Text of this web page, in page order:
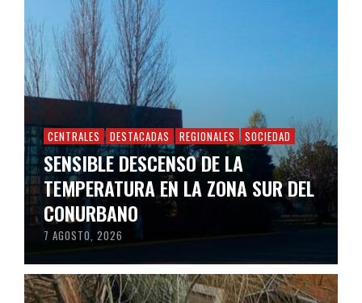
CENTRALES DESTACADAS REGIONALES SOCIEDAD
SENSIBLE DESCENSO DE LA
TEMPERATURA EN LA ZONA SUR DEL
CONURBANO
7 AGOSTO, 2026